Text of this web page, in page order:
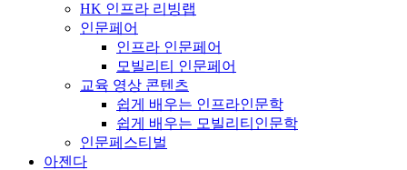
HK 인프라 리빙랩
인문페어
인프라 인문페어
모빌리티 인문페어
교육 영상 콘텐츠
쉽게 배우는 인프라인문학
쉽게 배우는 모빌리티인문학
인문페스티벌
아젠다